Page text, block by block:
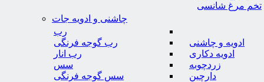
تخم مرغ شانسی
چاشنی و ادویه جات
ادویه و چاشنی
ادویه دکاری
زردچوبه
دارچین
رب
رب گوجه فرنگی
رب انار
سس
سس گوجه فرنگی